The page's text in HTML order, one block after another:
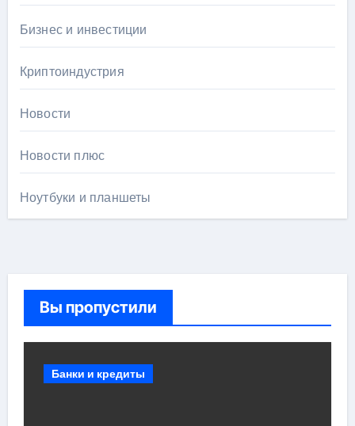
Бизнес и инвестиции
Криптоиндустрия
Новости
Новости плюс
Ноутбуки и планшеты
Вы пропустили
Банки и кредиты